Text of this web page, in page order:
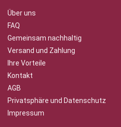
Über uns
FAQ
Gemeinsam nachhaltig
Versand und Zahlung
Ihre Vorteile
Kontakt
AGB
Privatsphäre und Datenschutz
Impressum